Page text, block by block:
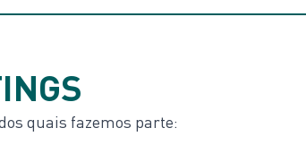
quais fazemos parte: